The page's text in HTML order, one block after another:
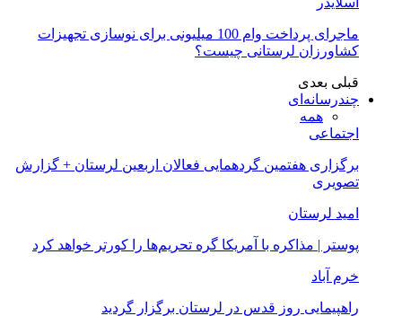
ماجرای پرداخت وام 100 میلیونی برای نوسازی تجهیزات
کشاورزان لرستانی چیست؟
قبلی بعدی
چندرسانه‌ای
همه
اجتماعی
برگزاری هفتمین گردهمایی فعالان اربعین لرستان + گزارش
تصویری
امید لرستان
پوستر | مذاکره با آمریکا گره تحریم‌ها را کورتر خواهد کرد
خرم آباد
راهپیمایی روز قدس در لرستان برگزار گردید